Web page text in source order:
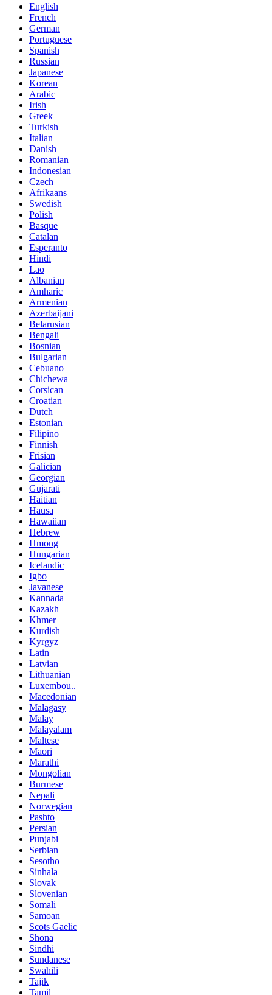
English
French
German
Portuguese
Spanish
Russian
Japanese
Korean
Arabic
Irish
Greek
Turkish
Italian
Danish
Romanian
Indonesian
Czech
Afrikaans
Swedish
Polish
Basque
Catalan
Esperanto
Hindi
Lao
Albanian
Amharic
Armenian
Azerbaijani
Belarusian
Bengali
Bosnian
Bulgarian
Cebuano
Chichewa
Corsican
Croatian
Dutch
Estonian
Filipino
Finnish
Frisian
Galician
Georgian
Gujarati
Haitian
Hausa
Hawaiian
Hebrew
Hmong
Hungarian
Icelandic
Igbo
Javanese
Kannada
Kazakh
Khmer
Kurdish
Kyrgyz
Latin
Latvian
Lithuanian
Luxembou..
Macedonian
Malagasy
Malay
Malayalam
Maltese
Maori
Marathi
Mongolian
Burmese
Nepali
Norwegian
Pashto
Persian
Punjabi
Serbian
Sesotho
Sinhala
Slovak
Slovenian
Somali
Samoan
Scots Gaelic
Shona
Sindhi
Sundanese
Swahili
Tajik
Tamil